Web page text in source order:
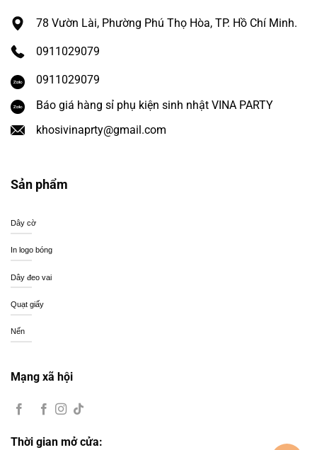
78 Vườn Lài, Phường Phú Thọ Hòa, TP. Hồ Chí Minh.
0911029079
0911029079
Báo giá hàng sỉ phụ kiện sinh nhật VINA PARTY
khosivinaprty@gmail.com
Sản phẩm
Dây cờ
In logo bóng
Dây đeo vai
Quạt giấy
Nến
Mạng xã hội
Thời gian mở cửa: